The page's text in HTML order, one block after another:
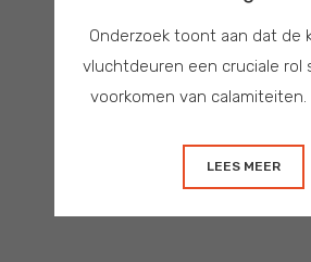
Onderzoek toont aan dat de
vluchtdeuren een cruciale rol
voorkomen van calamiteiten.
LEES MEER